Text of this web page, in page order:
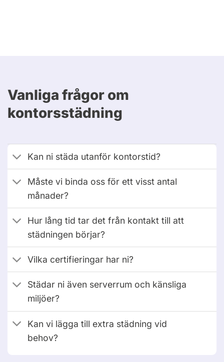
Vanliga frågor om
kontorsstädning
Kan ni städa utanför kontorstid?
Måste vi binda oss för ett visst antal
månader?
Hur lång tid tar det från kontakt till att
städningen börjar?
Vilka certifieringar har ni?
Städar ni även serverrum och känsliga
miljöer?
Kan vi lägga till extra städning vid
behov?